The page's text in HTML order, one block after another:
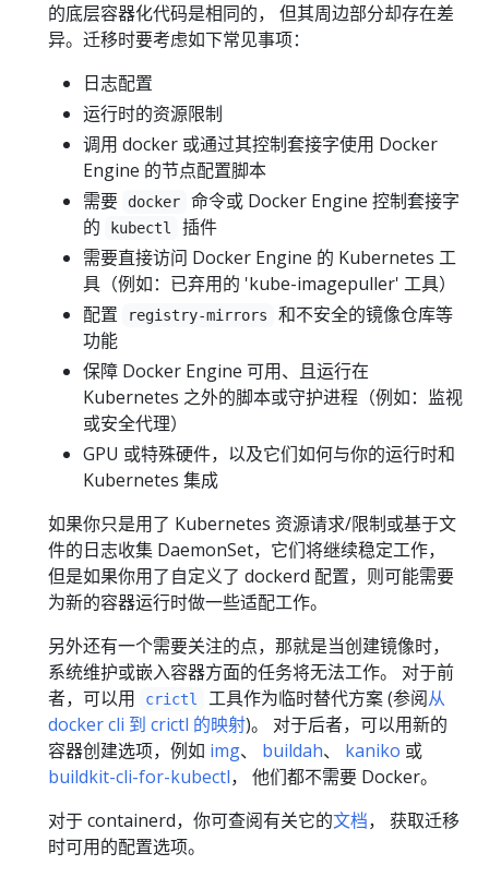
的底层容器化代码是相同的， 但其周边部分却存在差
异。迁移时要考虑如下常见事项：
日志配置
运行时的资源限制
调用 docker 或通过其控制套接字使用 Docker
Engine 的节点配置脚本
需要
docker
命令或 Docker Engine 控制套接字
的
kubectl
插件
需要直接访问 Docker Engine 的 Kubernetes 工
具（例如：已弃用的 'kube-imagepuller' 工具）
配置
registry-mirrors
和不安全的镜像仓库等
功能
保障 Docker Engine 可用、且运行在
Kubernetes 之外的脚本或守护进程（例如：监视
或安全代理）
GPU 或特殊硬件，以及它们如何与你的运行时和
Kubernetes 集成
如果你只是用了 Kubernetes 资源请求/限制或基于文
件的日志收集 DaemonSet，它们将继续稳定工作，
但是如果你用了自定义了 dockerd 配置，则可能需要
为新的容器运行时做一些适配工作。
另外还有一个需要关注的点，那就是当创建镜像时，
系统维护或嵌入容器方面的任务将无法工作。 对于前
者，可以用
crictl 工具作为临时替代方案 (参阅从
docker cli 到 crictl 的映射)。 对于后者，可以用新的
容器创建选项，例如 img、 buildah、 kaniko 或
buildkit-cli-for-kubectl， 他们都不需要 Docker。
对于 containerd，你可查阅有关它的文档， 获取迁移
时可用的配置选项。